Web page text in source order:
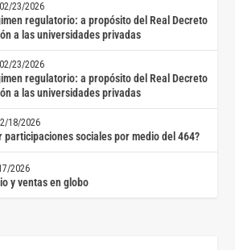
02/23/2026
regulatorio: a propósito del Real Decreto
a las universidades privadas
02/23/2026
regulatorio: a propósito del Real Decreto
a las universidades privadas
18/2026
participaciones sociales por medio del 464?
2026
y ventas en globo